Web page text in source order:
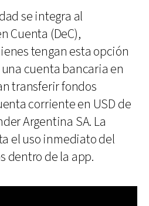
se integra al
Cuenta (DeC),
tengan esta opción
cuenta bancaria en
transferir fondos
corriente en USD de
Argentina SA. La
el uso inmediato del
dentro de la app.